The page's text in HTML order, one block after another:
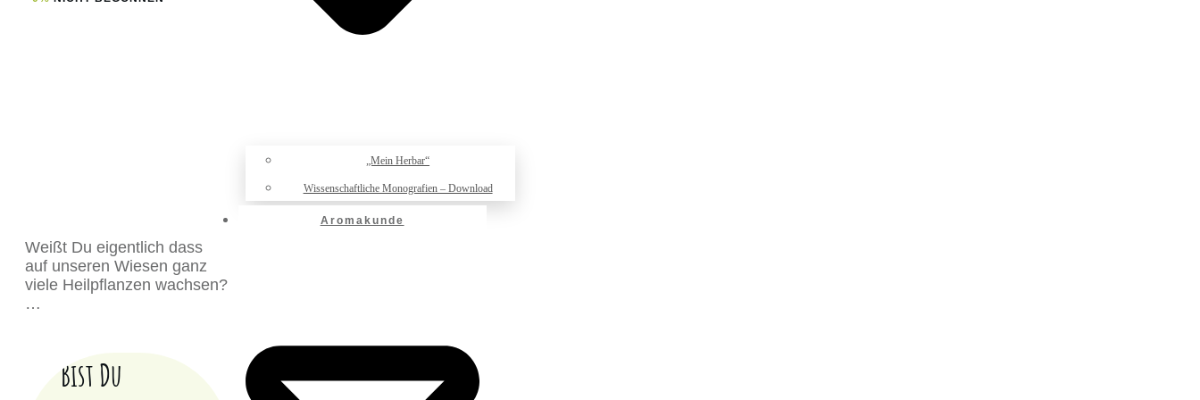
„Mein Herbar“
Wissenschaftliche Monografien – Download
Aromakunde
Weißt Du eigentlich dass
auf unseren Wiesen ganz
viele Heilpflanzen wachsen?
…
Bist Du